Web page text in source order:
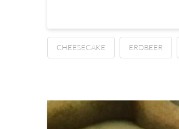
CHEESECAKE ERDBEER